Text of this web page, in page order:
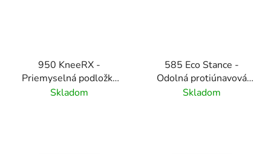
950 KneeRX -
Priemyselná podložka
na kľačanie
Skladom
585 Eco Stance -
Odolná protiúnavová
rohož s absorbčnou
Skladom